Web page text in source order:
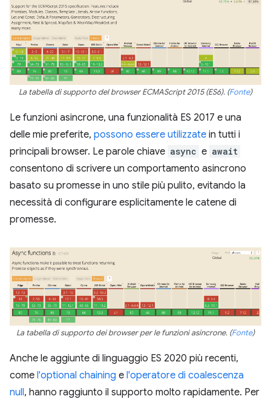
La tabella di supporto del browser ECMAScript 2015 (ES6). (Fonte)
Le funzioni asincrone, una funzionalità ES 2017 e una
delle mie preferite, possono essere utilizzate in tutti i
principali browser. Le parole chiave async e await
consentono di scrivere un comportamento asincrono
basato su promesse in uno stile più pulito, evitando la
necessità di configurare esplicitamente le catene di
promesse.
La tabella di supporto dei browser per le funzioni asincrone. (Fonte)
Anche le aggiunte di linguaggio ES 2020 più recenti,
come l'optional chaining e l'operatore di coalescenza
null, hanno raggiunto il supporto molto rapidamente. Per